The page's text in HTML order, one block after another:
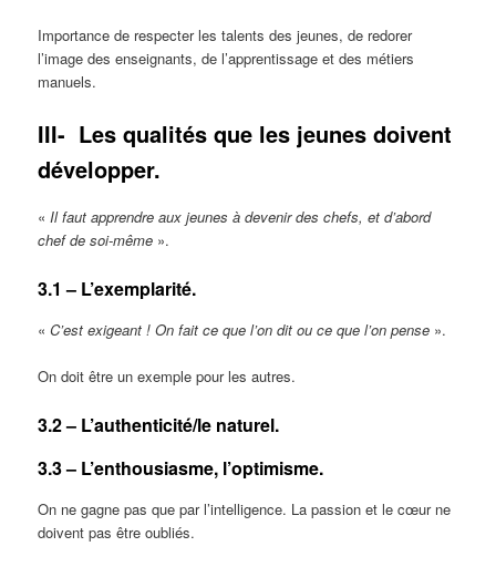
Importance de respecter les talents des jeunes, de redorer
l’image des enseignants, de l’apprentissage et des métiers
manuels.
III- Les qualités que les jeunes doivent
développer.
«Il faut apprendre aux jeunes à devenir des chefs, et d’abord
chef de soi-même ».
3.1 – L’exemplarité.
«C’est exigeant ! On fait ce que l’on dit ou ce que l’on pense ».
On doit être un exemple pour les autres.
3.2 – L’authenticité/le naturel.
3.3 – L’enthousiasme, l’optimisme.
On ne gagne pas que par l’intelligence. La passion et le cœur ne
doivent pas être oubliés.